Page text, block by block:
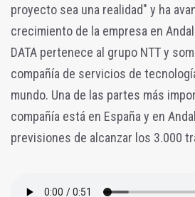
proyecto sea una realidad" y ha
crecimiento de la empresa en
DATA pertenece al grupo NTT y
compañía de servicios de
mundo. Una de las partes más
compañía está en España y en
previsiones de alcanzar los 3.000